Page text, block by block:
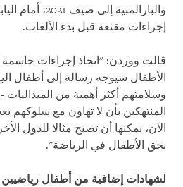
والبارالمبية إلى
إجراءات مقنعة قبل بدء الألعاب.
قالت ووردن: "اتخاذ إجراءات حاسمة
الأطفال سيوجه رسالة إلى أطفال
وسلامتهم أكثر أهمية من الميداليات -
المنتهكين بأن لا تهاون مع سلوكهم
الآن، يمكنها أن تصبح مثالا للدول
بحق الأطفال في الرياضة".
لشهادات إضافية من أطفال